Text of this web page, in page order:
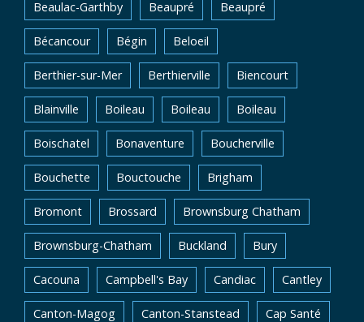
Beaulac-Garthby Beaupré Beaupré
Bécancour Bégin Beloeil
Berthier-sur-Mer Berthierville Biencourt
Blainville Boileau Boileau Boileau
Boischatel Bonaventure Boucherville
Bouchette Bouctouche Brigham
Bromont Brossard Brownsburg Chatham
Brownsburg-Chatham Buckland Bury
Cacouna Campbell's Bay Candiac Cantley
Canton-Magog Canton-Stanstead Cap Santé